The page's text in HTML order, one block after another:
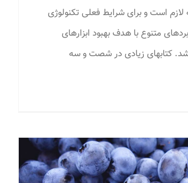
است و برای شرایط فعلی تکنولوژی
متنوع با هدف بهبود ابزارهای
کتابهای زیادی در شصت و سه